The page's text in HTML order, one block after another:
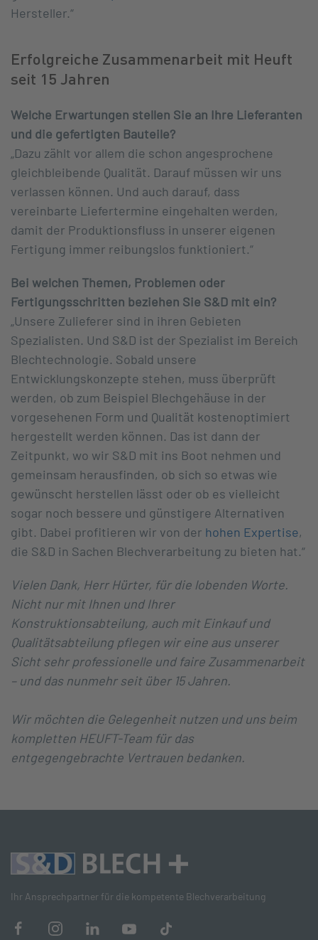
Hersteller.“
Erfolgreiche Zusammenarbeit mit Heuft
seit 15 Jahren
Welche Erwartungen stellen Sie an Ihre Lieferanten
und die gefertigten Bauteile?
„Dazu zählt vor allem die schon angesprochene
gleichbleibende Qualität. Darauf müssen wir uns
verlassen können. Und auch darauf, dass
vereinbarte Liefertermine eingehalten werden,
damit der Produktionsfluss in unserer eigenen
Fertigung immer reibungslos funktioniert.“
Bei welchen Themen, Problemen oder
Fertigungsschritten beziehen Sie S&D mit ein?
„Unsere Zulieferer sind in ihren Gebieten
Spezialisten. Und S&D ist der Spezialist im Bereich
Blechtechnologie. Sobald unsere
Entwicklungskonzepte stehen, muss überprüft
werden, ob zum Beispiel Blechgehäuse in der
vorgesehenen Form und Qualität kostenoptimiert
hergestellt werden können. Das ist dann der
Zeitpunkt, wo wir S&D mit ins Boot nehmen und
gemeinsam herausfinden, ob sich so etwas wie
gewünscht herstellen lässt oder ob es vielleicht
sogar noch bessere und günstigere Alternativen
gibt. Dabei profitieren wir von der hohen Expertise,
die S&D in Sachen Blechverarbeitung zu bieten hat.“
Vielen Dank, Herr Hürter, für die lobenden Worte.
Nicht nur mit Ihnen und Ihrer
Konstruktionsabteilung, auch mit Einkauf und
Qualitätsabteilung pflegen wir eine aus unserer
Sicht sehr professionelle und faire Zusammenarbeit
– und das nunmehr seit über 15 Jahren.
Wir möchten die Gelegenheit nutzen und uns beim
kompletten HEUFT-Team für das
entgegengebrachte Vertrauen bedanken.
Ihr Ansprechpartner für die kompetente Blechverarbeitung